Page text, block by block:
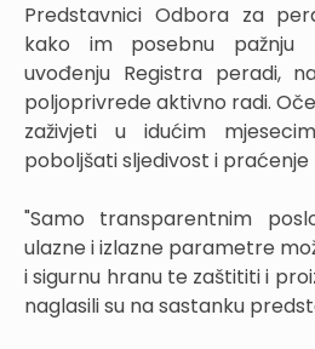
Predstavnici Odbora za
kako im posebnu pažnju
uvođenju Registra peradi,
poljoprivrede aktivno radi.
zaživjeti u idućim
poboljšati sljedivost i praćenje
"Samo transparentnim
ulazne i izlazne parametre
i sigurnu hranu te zaštititi i
naglasili su na sastanku